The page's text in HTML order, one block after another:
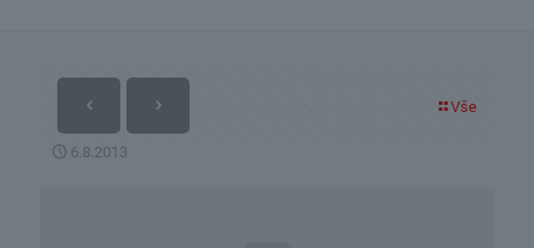
Vše
6.8.2013